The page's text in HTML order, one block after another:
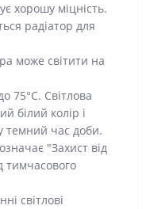
хорошу міцність.
радіатор для
може світити на
75°C. Світлова
білий колір і
темний час доби.
"Захист від
тимчасового
світлові